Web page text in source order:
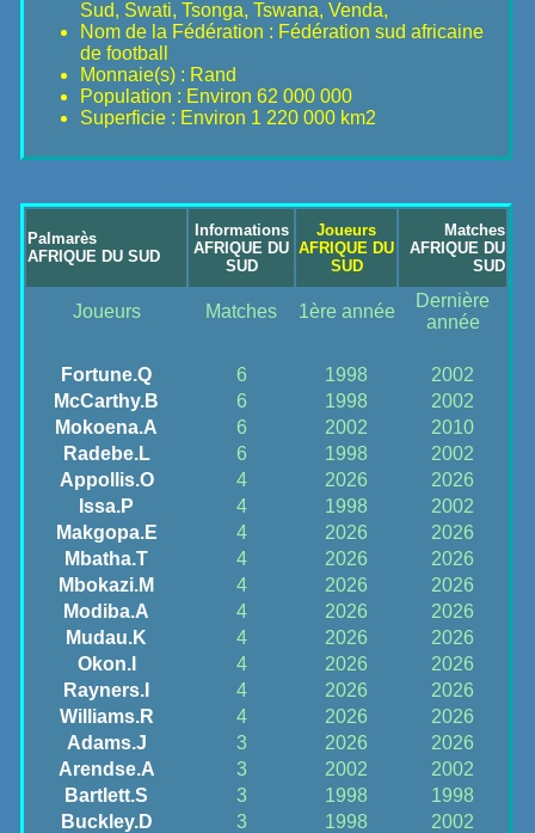
Sud, Swati, Tsonga, Tswana, Venda,
Nom de la Fédération : Fédération sud africaine
de football
Monnaie(s) : Rand
Population : Environ 62 000 000
Superficie : Environ 1 220 000 km2
Palmarès
AFRIQUE DU SUD
Informations
AFRIQUE DU
SUD
Joueurs
AFRIQUE DU
SUD
Matches
AFRIQUE DU
SUD
Joueurs Matches 1ère année
Dernière
année
Fortune.Q 6 1998
2002
McCarthy.B
6 1998
2002
Mokoena.A
6 2002
2010
Radebe.L
6 1998
2002
Appollis.O
4 2026
2026
Issa.P
4 1998
2002
Makgopa.E
4 2026
2026
Mbatha.T
4 2026
2026
Mbokazi.M
4 2026
2026
Modiba.A
4 2026
2026
Mudau.K
4 2026
2026
Okon.I
4 2026
2026
Rayners.I
4 2026
2026
Williams.R
4 2026
2026
Adams.J
3 2026
2026
Arendse.A
3 2002
2002
Bartlett.S
3 1998
1998
Buckley.D
3 1998
2002